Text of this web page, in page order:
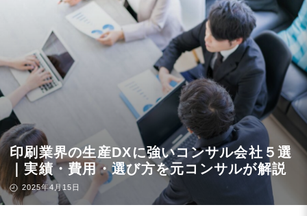
印刷業界の生産DXに強いコンサル会社５選
｜実績・費用・選び方を元コンサルが解説
2025年4月15日